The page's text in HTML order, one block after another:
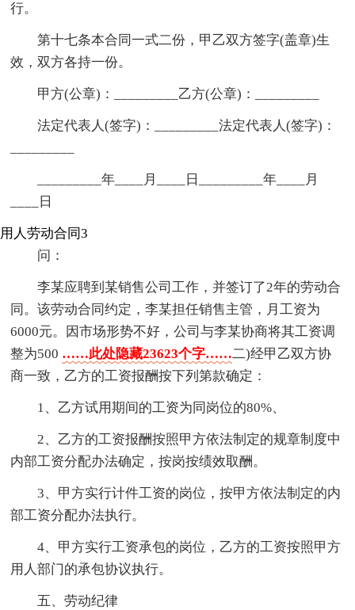
行。
第十七条本合同一式二份，甲乙双方签字(盖章)生
效，双方各持一份。
甲方(公章)：_________乙方(公章)：_________
法定代表人(签字)：_________法定代表人(签字)：
_________年____月____日_________年____月
____日
用人劳动合同3
问：
李某应聘到某销售公司工作，并签订了2年的劳动合
同。该劳动合同约定，李某担任销售主管，月工资为
6000元。因市场形势不好，公司与李某协商将其工资调
整为500 ……此处隐藏23623个字……二)经甲乙双方协
商一致，乙方的工资报酬按下列第款确定：
1、乙方试用期间的工资为同岗位的80%、
2、乙方的工资报酬按照甲方依法制定的规章制度中
内部工资分配办法确定，按岗按绩效取酬。
3、甲方实行计件工资的岗位，按甲方依法制定的内
部工资分配办法执行。
4、甲方实行工资承包的岗位，乙方的工资按照甲方
用人部门的承包协议执行。
五、劳动纪律